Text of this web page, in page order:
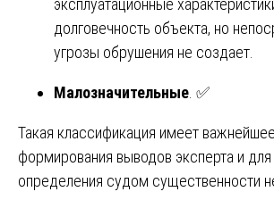
эксплуатационные
долговечность объекта, но
угрозы обрушения не создает.
Малозначительные . ✅
Такая классификация имеет
формирования выводов эксперта и
определения судом существенности